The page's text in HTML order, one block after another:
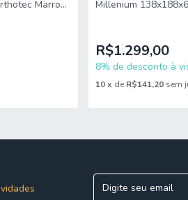
ou imprevistos com a entrega.
Marrom
Millenium
R$1.299,00
8% de desconto à
10 x de R$141,20 sem